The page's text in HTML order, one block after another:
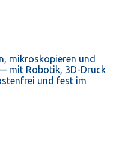
mikroskopieren und
mit Robotik, 3D-Druck
und fest im